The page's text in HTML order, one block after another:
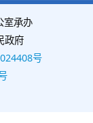
室承办
政府
号